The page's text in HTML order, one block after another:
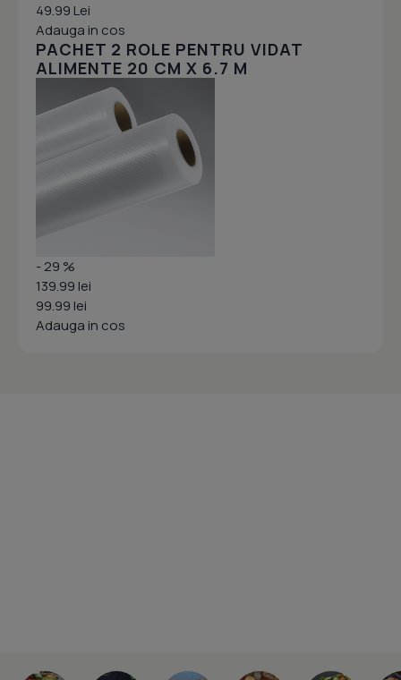
49.99 Lei
Adauga in cos
PACHET 2 ROLE PENTRU VIDAT
ALIMENTE 20 CM X 6.7 M
- 29 %
139.99 lei
99.99 lei
Adauga in cos